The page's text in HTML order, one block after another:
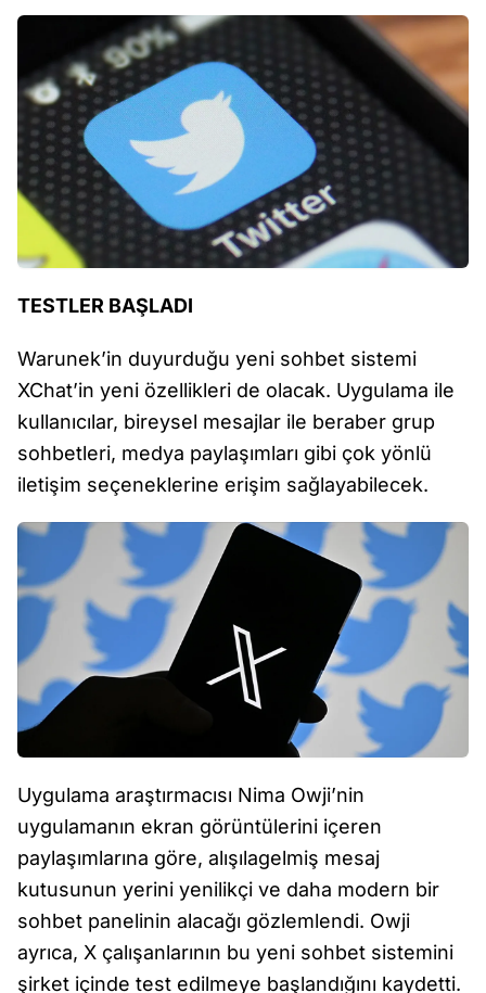
TESTLER BAŞLADI
Warunek’in duyurduğu yeni sohbet sistemi
XChat’in yeni özellikleri de olacak. Uygulama ile
kullanıcılar, bireysel mesajlar ile beraber grup
sohbetleri, medya paylaşımları gibi çok yönlü
iletişim seçeneklerine erişim sağlayabilecek.
Uygulama araştırmacısı Nima Owji’nin
uygulamanın ekran görüntülerini içeren
paylaşımlarına göre, alışılagelmiş mesaj
kutusunun yerini yenilikçi ve daha modern bir
sohbet panelinin alacağı gözlemlendi. Owji
ayrıca, X çalışanlarının bu yeni sohbet sistemini
şirket içinde test edilmeye başlandığını kaydetti.